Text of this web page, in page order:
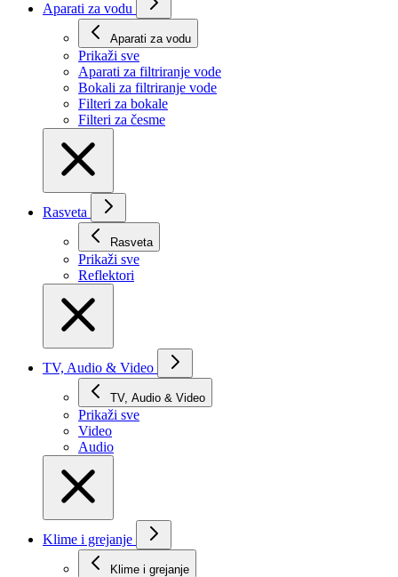
Aparati za vodu
Aparati za vodu
Prikaži svе
Aparati za filtriranje vode
Bokali za filtriranje vode
Filteri za bokale
Filteri za česme
Rasveta
Rasveta
Prikaži svе
Reflektori
TV, Audio & Video
TV, Audio & Video
Prikaži svе
Video
Audio
Klime i grejanje
Klime i grejanje